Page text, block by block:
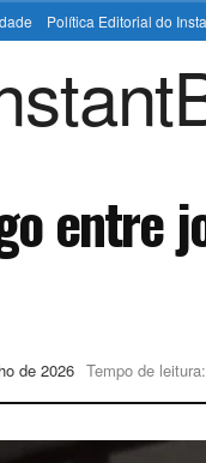
Política Editorial do
entre
de 2026 Tempo de